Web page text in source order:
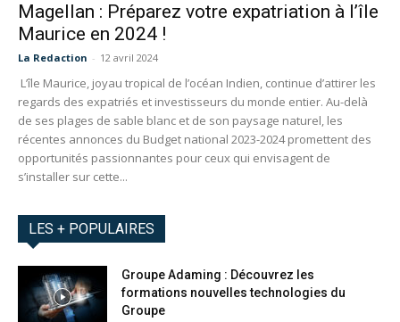
Magellan : Préparez votre expatriation à l’île
Maurice en 2024 !
La Redaction - 12 avril 2024
L’île Maurice, joyau tropical de l’océan Indien, continue d’attirer les
regards des expatriés et investisseurs du monde entier. Au-delà
de ses plages de sable blanc et de son paysage naturel, les
récentes annonces du Budget national 2023-2024 promettent des
opportunités passionnantes pour ceux qui envisagent de
s’installer sur cette...
LES + POPULAIRES
Groupe Adaming : Découvrez les
formations nouvelles technologies du
Groupe